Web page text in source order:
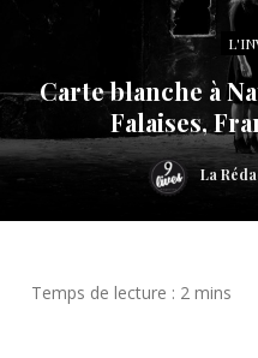
Carte blanche à
Falaises,
La